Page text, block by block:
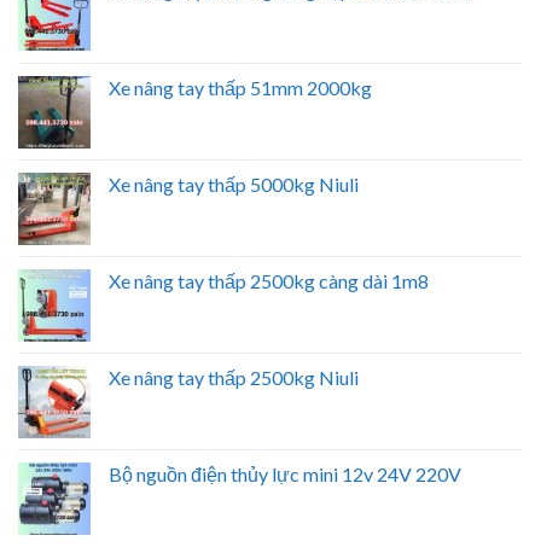
Xe nâng tay thấp 51mm 2000kg
Xe nâng tay thấp 5000kg Niuli
Xe nâng tay thấp 2500kg càng dài 1m8
Xe nâng tay thấp 2500kg Niuli
Bộ nguồn điện thủy lực mini 12v 24V 220V